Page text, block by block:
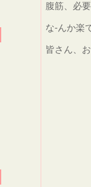
腹筋、必
な-んか楽
皆さん、